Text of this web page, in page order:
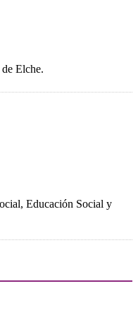
Elche.
Educación Social y